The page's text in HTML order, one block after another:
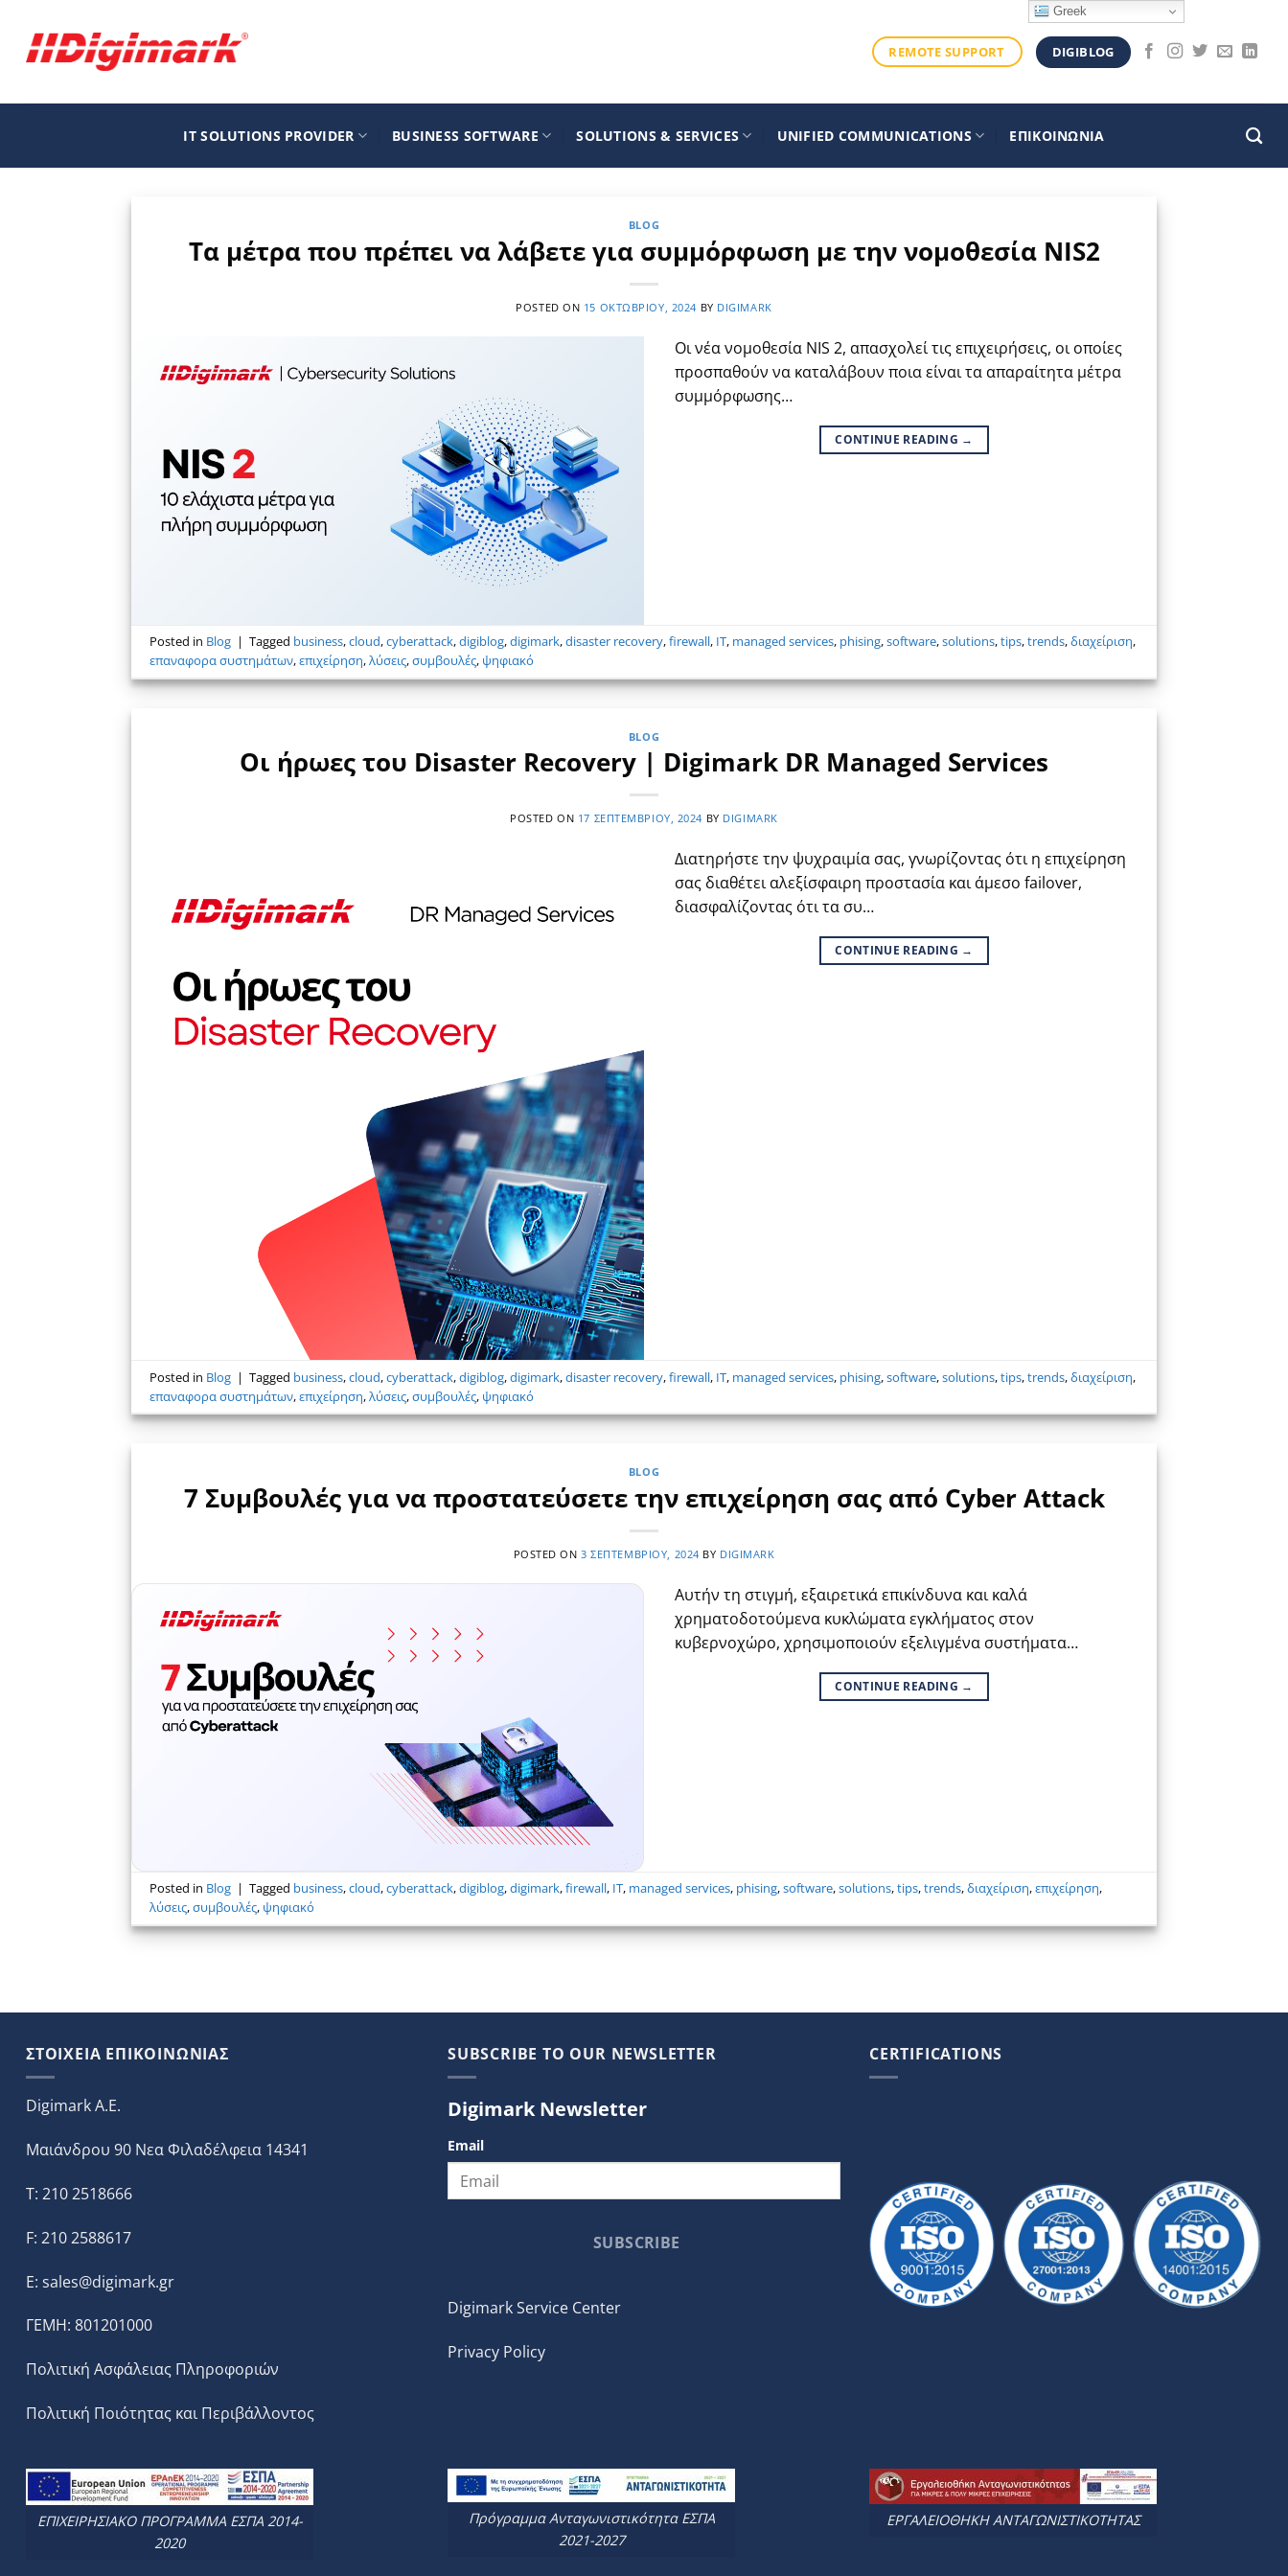
περιεχόμενο
REMOTE SUPPORT DIGIBLOG
IT SOLUTIONS PROVIDER BUSINESS SOFTWARE SOLUTIONS & SERVICES UNIFIED COMMUNICATIONS ΕΠΙΚΟΙΝΩΝΙΑ
BLOG
Τα μέτρα που πρέπει να λάβετε για συμμόρφωση με την νομοθεσία NIS2
POSTED ON 15 ΟΚΤΩΒΡΊΟΥ, 2024 BY DIGIMARK
Οι νέα νομοθεσία NIS 2, απασχολεί τις επιχειρήσεις, οι οποίες
προσπαθούν να καταλάβουν ποια είναι τα απαραίτητα μέτρα
συμμόρφωσης…
CONTINUE READING →
Posted in Blog | Tagged business,cloud,cyberattack,digiblog,digimark,disaster recovery,firewall, IT, managed services, phising,software,solutions,tips,trends,διαχείριση,
επαναφορα συστημάτων,επιχείρηση,λύσεις,συμβουλές, ψηφιακό
BLOG
Οι ήρωες του Disaster Recovery | Digimark DR Managed Services
POSTED ON 17 ΣΕΠΤΕΜΒΡΊΟΥ, 2024 BY DIGIMARK
Διατηρήστε την ψυχραιμία σας, γνωρίζοντας ότι η επιχείρηση
σας διαθέτει αλεξίσφαιρη προστασία και άμεσο failover,
διασφαλίζοντας ότι τα συ…
CONTINUE READING →
Posted in Blog | Tagged business,cloud,cyberattack,digiblog,digimark,disaster recovery,firewall, IT, managed services, phising,software,solutions,tips,trends,διαχείριση,
επαναφορα συστημάτων,επιχείρηση,λύσεις,συμβουλές, ψηφιακό
BLOG
7 Συμβουλές για να προστατεύσετε την επιχείρηση σας από Cyber Attack
POSTED ON3 ΣΕΠΤΕΜΒΡΊΟΥ, 2024 BY DIGIMARK
Αυτήν τη στιγμή, εξαιρετικά επικίνδυνα και καλά
χρηματοδοτούμενα κυκλώματα εγκλήματος στον
κυβερνοχώρο, χρησιμοποιούν εξελιγμένα συστήματα…
CONTINUE READING →
Posted in Blog | Tagged business,cloud,cyberattack,digiblog,digimark,firewall, IT, managed services, phising,software,solutions,tips,trends,διαχείριση,επιχείρηση,
λύσεις,συμβουλές, ψηφιακό
ΣΤΟΙΧΕΙΑ ΕΠΙΚΟΙΝΩΝΙΑΣ
Digimark A.E.
Μαιάνδρου 90 Νεα Φιλαδέλφεια 14341
T: 210 2518666
F: 210 2588617
E: sales@digimark.gr
ΓΕΜΗ: 801201000
Πολιτική Ασφάλειας Πληροφοριών
Πολιτική Ποιότητας και Περιβάλλοντος
SUBSCRIBE TO OUR NEWSLETTER
Digimark Newsletter
Email
SUBSCRIBE
Digimark Service Center
Privacy Policy
CERTIFICATIONS
ΕΠΙΧΕΙΡΗΣΙΑΚΟ ΠΡΟΓΡΑΜΜΑ ΕΣΠΑ 2014-
2020
Πρόγραμμα Ανταγωνιστικότητα ΕΣΠΑ
2021-2027
ΕΡΓΑΛΕΙΟΘΗΚΗ ΑΝΤΑΓΩΝΙΣΤΙΚΟΤΗΤΑΣ
Greek